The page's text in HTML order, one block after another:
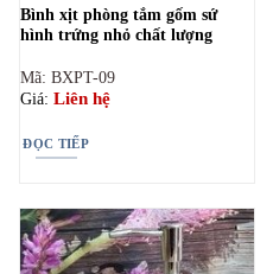
Bình xịt phòng tắm gốm sứ
hình trứng nhỏ chất lượng
Mã: BXPT-09
Giá: Liên hệ
ĐỌC TIẾP